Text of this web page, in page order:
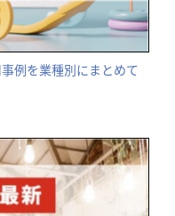
例を業種別にまとめて